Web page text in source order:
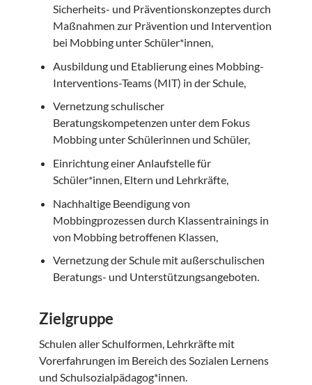
Sicherheits- und Präventionskonzeptes durch
Maßnahmen zur Prävention und Intervention
bei Mobbing unter Schüler*innen,
Ausbildung und Etablierung eines Mobbing-
Interventions-Teams (MIT) in der Schule,
Vernetzung schulischer
Beratungskompetenzen unter dem Fokus
Mobbing unter Schülerinnen und Schüler,
Einrichtung einer Anlaufstelle für
Schüler*innen, Eltern und Lehrkräfte,
Nachhaltige Beendigung von
Mobbingprozessen durch Klassentrainings in
von Mobbing betroffenen Klassen,
Vernetzung der Schule mit außerschulischen
Beratungs- und Unterstützungsangeboten.
Zielgruppe
Schulen aller Schulformen, Lehrkräfte mit
Vorerfahrungen im Bereich des Sozialen Lernens
und Schulsozialpädagog*innen.